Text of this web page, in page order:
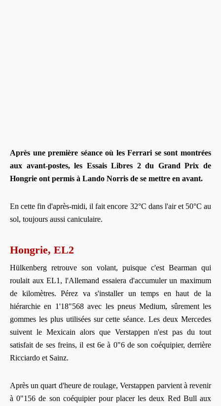
Après une première séance où les Ferrari se sont montrées
aux avant-postes, les Essais Libres 2 du Grand Prix de
Hongrie ont permis à Lando Norris de se mettre en avant.
En cette fin d'après-midi, il fait encore 32°C dans l'air et 50°C au
sol, toujours aussi caniculaire.
Hongrie, EL2
Hülkenberg retrouve son volant, puisque c'est Bearman qui
roulait aux EL1, l'Allemand essaiera d'accumuler un maximum
de kilomètres. Pérez va s'installer un temps en haut de la
hiérarchie en 1'18"568 avec les pneus Medium, sûrement les
gommes les plus utilisées sur cette séance. Les deux Mercedes
suivent le Mexicain alors que Verstappen n'est pas du tout
satisfait de ses freins, il est 6e à 0"6 de son coéquipier, derrière
Ricciardo et Sainz.
Après un quart d'heure de roulage, Verstappen parvient à revenir
à 0"156 de son coéquipier pour placer les deux Red Bull aux